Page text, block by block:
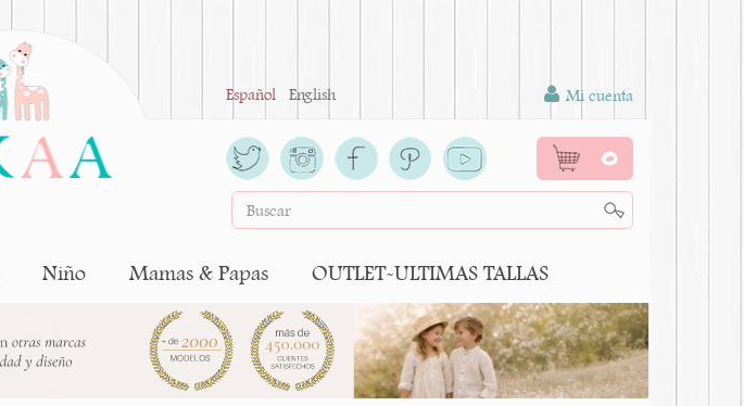
Español English Mi cuenta
0
Niño Mamas & Papas OUTLET-ULTIMAS TALLAS